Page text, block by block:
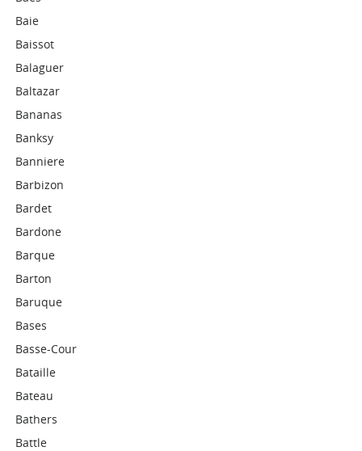
Baie
Baissot
Balaguer
Baltazar
Bananas
Banksy
Banniere
Barbizon
Bardet
Bardone
Barque
Barton
Baruque
Bases
Basse-Cour
Bataille
Bateau
Bathers
Battle